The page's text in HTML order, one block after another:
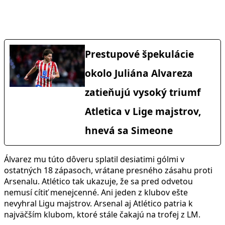
Prestupové špekulácie
okolo Juliána Alvareza
zatieňujú vysoký triumf
Atletica v Lige majstrov,
hnevá sa Simeone
Álvarez mu túto dôveru splatil desiatimi gólmi v
ostatných 18 zápasoch, vrátane presného zásahu proti
Arsenalu. Atlético tak ukazuje, že sa pred odvetou
nemusí cítiť menejcenné. Ani jeden z klubov ešte
nevyhral Ligu majstrov. Arsenal aj Atlético patria k
najväčším klubom, ktoré stále čakajú na trofej z LM.